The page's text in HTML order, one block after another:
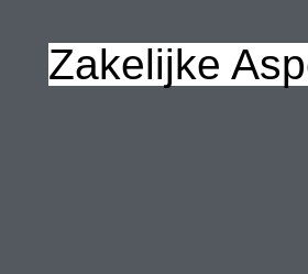
Zakelijke